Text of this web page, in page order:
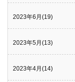
2023年6月(19)
2023年5月(13)
2023年4月(14)